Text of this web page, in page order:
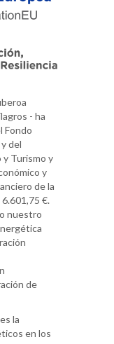
- ha
Fondo
del
Turismo y
y
de la
€.
nuestro
de
la
en los